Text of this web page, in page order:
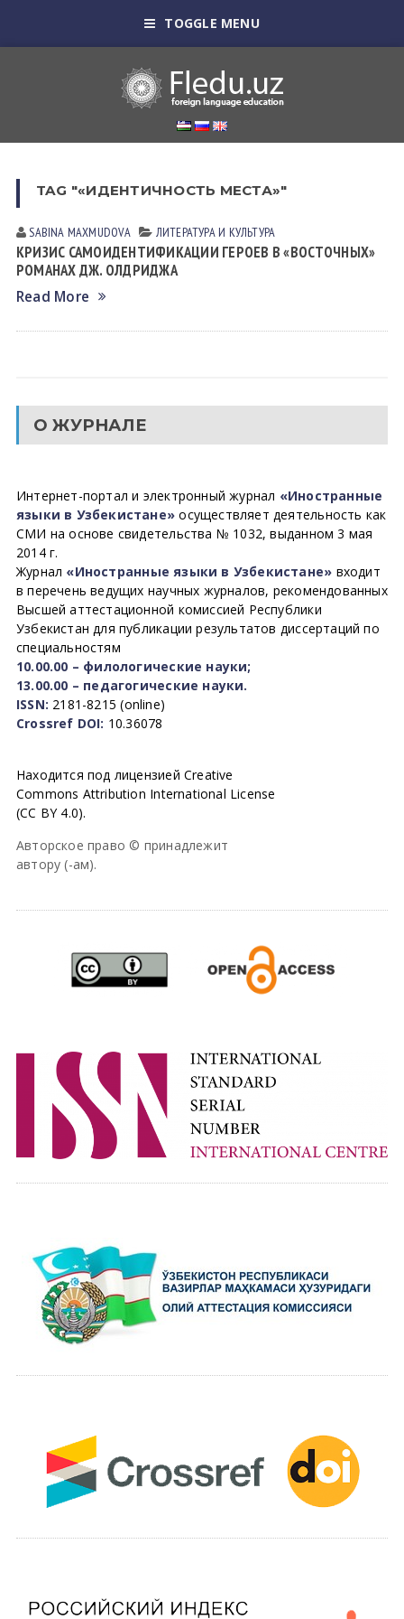
TOGGLE MENU
TAG "«ИДЕНТИЧНОСТЬ МЕСТА»"
SABINA MАXMUDOVА ЛИТЕРАТУРА И КУЛЬТУРА
КРИЗИС САМОИДЕНТИФИКАЦИИ ГЕРОЕВ В «ВОСТОЧНЫХ»
РОМАНАХ ДЖ. ОЛДРИДЖА
Read More
О ЖУРНАЛЕ
Интернет-портал и электронный журнал «Иностранные
языки в Узбекистане» осуществляет деятельность как
СМИ на основе свидетельства № 1032, выданном 3 мая
2014 г.
Журнал «Иностранные языки в Узбекистане» входит
в перечень ведущих научных журналов, рекомендованных
Высшей аттестационной комиссией Республики
Узбекистан для публикации результатов диссертаций по
специальностям
10.00.00 – филологические науки;
13.00.00 – педагогические науки.
ISSN: 2181-8215 (online)
Crossref DOI: 10.36078
Находится под лицензией Creative
Commons Attribution International License
(CC BY 4.0).
Авторское право © принадлежит
автору (-ам).